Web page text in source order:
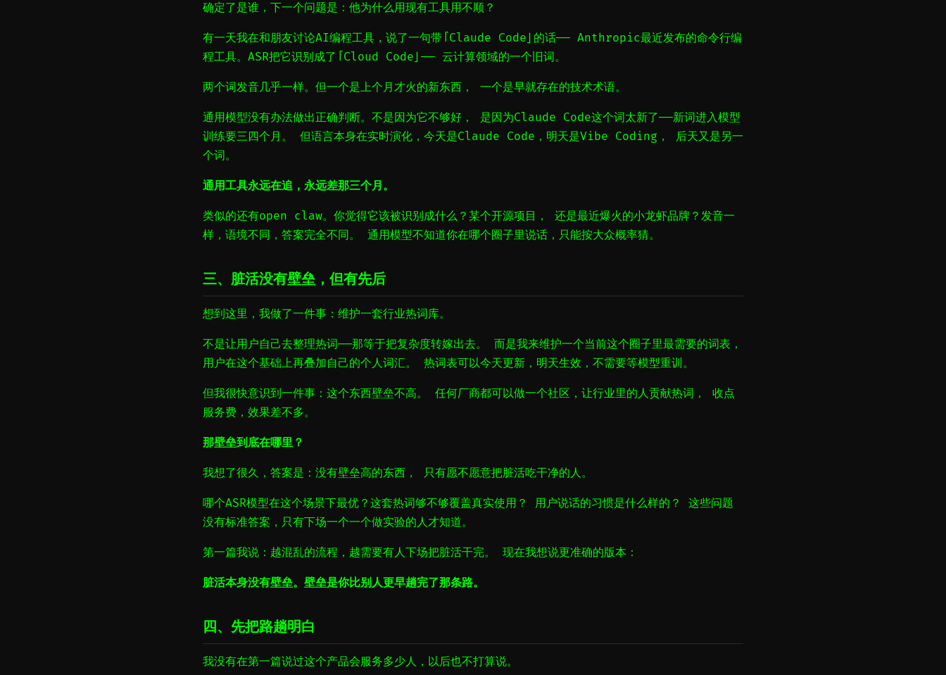
确定了是谁，下一个问题是：他为什么用现有工具用不顺？
有一天我在和朋友讨论AI编程工具，说了一句带「Claude Code」的话—— Anthropic最近发布的命令行编
程工具。ASR把它识别成了「Cloud Code」—— 云计算领域的一个旧词。
两个词发音几乎一样。但一个是上个月才火的新东西， 一个是早就存在的技术术语。
通用模型没有办法做出正确判断。不是因为它不够好， 是因为Claude Code这个词太新了——新词进入模型
训练要三四个月。 但语言本身在实时演化，今天是Claude Code，明天是Vibe Coding， 后天又是另一
个词。
通用工具永远在追，永远差那三个月。
类似的还有open claw。你觉得它该被识别成什么？某个开源项目， 还是最近爆火的小龙虾品牌？发音一
样，语境不同，答案完全不同。 通用模型不知道你在哪个圈子里说话，只能按大众概率猜。
三、脏活没有壁垒，但有先后
想到这里，我做了一件事：维护一套行业热词库。
不是让用户自己去整理热词——那等于把复杂度转嫁出去。 而是我来维护一个当前这个圈子里最需要的词表，
用户在这个基础上再叠加自己的个人词汇。 热词表可以今天更新，明天生效，不需要等模型重训。
但我很快意识到一件事：这个东西壁垒不高。 任何厂商都可以做一个社区，让行业里的人贡献热词， 收点
服务费，效果差不多。
那壁垒到底在哪里？
我想了很久，答案是：没有壁垒高的东西， 只有愿不愿意把脏活吃干净的人。
哪个ASR模型在这个场景下最优？这套热词够不够覆盖真实使用？ 用户说话的习惯是什么样的？ 这些问题
没有标准答案，只有下场一个一个做实验的人才知道。
第一篇我说：越混乱的流程，越需要有人下场把脏活干完。 现在我想说更准确的版本：
脏活本身没有壁垒。壁垒是你比别人更早趟完了那条路。
四、先把路趟明白
我没有在第一篇说过这个产品会服务多少人，以后也不打算说。